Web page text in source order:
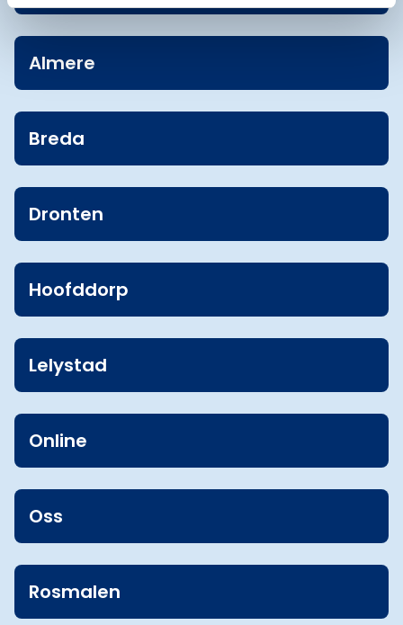
Almere
Breda
Dronten
Hoofddorp
Lelystad
Online
Oss
Rosmalen